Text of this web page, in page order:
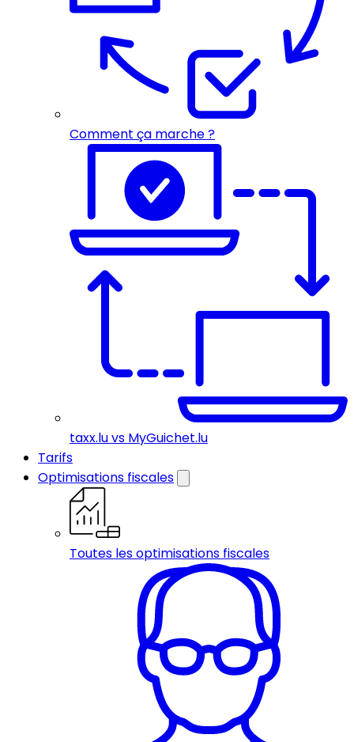
Comment ça marche ?
taxx.lu vs MyGuichet.lu
Tarifs
Optimisations fiscales
Toutes les optimisations fiscales